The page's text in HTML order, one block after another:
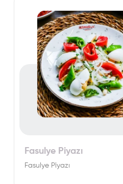
Fasulye Piyazı
Fasulye Piyazı